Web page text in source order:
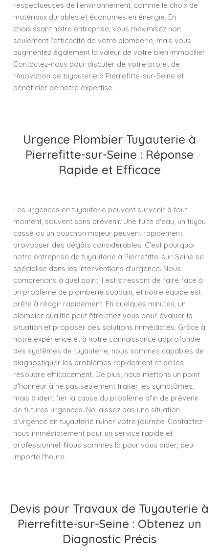
respectueuses de l'environnement, comme le choix de
matériaux durables et économes en énergie. En
choisissant notre entreprise, vous maximisez non
seulement l'efficacité de votre plomberie, mais vous
augmentez également la valeur de votre bien immobilier.
Contactez-nous pour discuter de votre projet de
rénovation de tuyauterie à Pierrefitte-sur-Seine et
bénéficier de notre expertise.
Urgence Plombier Tuyauterie à
Pierrefitte-sur-Seine : Réponse
Rapide et Efficace
Les urgences en tuyauterie peuvent survenir à tout
moment, souvent sans prévenir. Une fuite d'eau, un tuyau
cassé ou un bouchon majeur peuvent rapidement
provoquer des dégâts considérables. C'est pourquoi
notre entreprise de tuyauterie à Pierrefitte-sur-Seine se
spécialise dans les interventions d'urgence. Nous
comprenons à quel point il est stressant de faire face à
un problème de plomberie soudain, et notre équipe est
prête à réagir rapidement. En quelques minutes, un
plombier qualifié peut être chez vous pour évaluer la
situation et proposer des solutions immédiates. Grâce à
notre expérience et à notre connaissance approfondie
des systèmes de tuyauterie, nous sommes capables de
diagnostiquer les problèmes rapidement et de les
résoudre efficacement. De plus, nous mettons un point
d'honneur à ne pas seulement traiter les symptômes,
mais à identifier la cause du problème afin de prévenir
de futures urgences. Ne laissez pas une situation
d'urgence en tuyauterie ruiner votre journée. Contactez-
nous immédiatement pour un service rapide et
professionnel. Nous sommes là pour vous aider, peu
importe l'heure.
Devis pour Travaux de Tuyauterie à
Pierrefitte-sur-Seine : Obtenez un
Diagnostic Précis